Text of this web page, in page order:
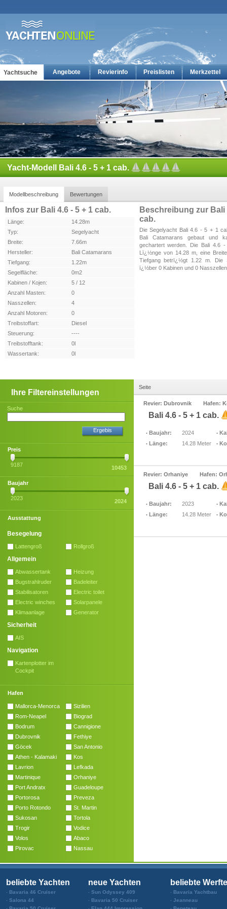
Yachtsuche Angebote Revierinfo Preislisten Merkzettel
Die günstigsten Charteryachten auf yachten-online
Yacht-Modell Bali 4.6 - 5 + 1 cab.
Modellbeschreibung Bewertungen
Infos zur Bali 4.6 - 5 + 1 cab.
Länge:
14.28m
Typ:
Segelyacht
Breite:
7.66m
Hersteller:
Bali Catamarans
Tiefgang:
1.22m
Segelfläche:
0m2
Kabinen / Kojen:
5 / 12
Anzahl Masten:
0
Nasszellen:
4
Anzahl Motoren:
0
Treibstoffart:
Diesel
Steuerung:
----
Treibstofftank:
0l
Wassertank:
0l
Beschreibung zur Bali
cab.
Die Segelyacht Bali 4.6 - 5 + 1
Bali Catamarans gebaut und
gechartert werden. Die Bali 4.6
Lï¿½nge von 14.28 m, eine
Tiefgang betrï¿½gt 1.22 m. Die
ï¿½ber 0 Kabinen und 0
Seite
Revier: Dubrovnik Hafen:
Bali 4.6 - 5 + 1 cab.
Baujahr:
2024
Länge:
14.28 Meter
Revier: Orhaniye Hafen:
Bali 4.6 - 5 + 1 cab.
Baujahr:
2023
Länge:
14.28 Meter
Ihre Filtereinstellungen
Suche
Ergebis
Preis
9187 10453
Baujahr
2023 2024
Ausstattung
Besegelung
Lattengroß Rollgroß
Allgemein
Abwassertank
Heizung
Bugstrahlruder
Badeleiter
Stabilisatoren
Electric toilet
Electric winches
Solarpanele
Klimaanlage
Generator
Sicherheit
AIS
Navigation
Kartenplotter im
Cockpit
Hafen
Mallorca-Menorca
Sizilien
Rom-Neapel
Biograd
Bodrum
Cannigione
Dubrovnik
Fethiye
Göcek
San Antonio
Athen - Kalamaki
Kos
Lavrion
Lefkada
Martinique
Orhaniye
Port Andratx
Guadeloupe
Portorosa
Preveza
Porto Rotondo
St. Martin
Sukosan
Tortola
Trogir
Vodice
Volos
Abaco
Pirovac
Nassau
beliebte Yachten
Bavaria 46 Cruiser
Salona 44
neue Yachten
Sun Odyssey 409
Bavaria 50 Cruiser
beliebte
Bavaria Yachtbau
Jeanneau